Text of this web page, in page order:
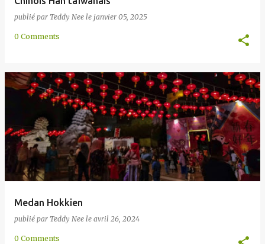
publié par Teddy Nee le janvier 05, 2025
0 Comments
Medan Hokkien
publié par Teddy Nee le avril 26, 2024
0 Comments